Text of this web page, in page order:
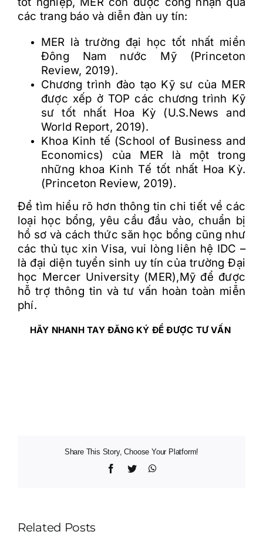
các trang báo và diễn đàn uy tín:
MER là trường đại học tốt nhất miền
Đông Nam nước Mỹ (Princeton
Review, 2019).
Chương trình đào tạo Kỹ sư của MER
được xếp ở TOP các chương trình Kỹ
sư tốt nhất Hoa Kỳ (U.S.News and
World Report, 2019).
Khoa Kinh tế (School of Business and
Economics) của MER là một trong
những khoa Kinh Tế tốt nhất Hoa Kỳ.
(Princeton Review, 2019).
Để tìm hiểu rõ hơn thông tin chi tiết về các
loại học bổng, yêu cầu đầu vào, chuẩn bị
hồ sơ và cách thức săn học bổng cũng như
các thủ tục xin Visa, vui lòng liên hệ IDC –
là đại diện tuyển sinh uy tín của trường Đại
học Mercer University (MER),Mỹ để được
hỗ trợ thông tin và tư vấn hoàn toàn miễn
phí.
HÃY NHANH TAY ĐĂNG KÝ ĐỂ ĐƯỢC TƯ VẤN
Share This Story, Choose Your Platform!
Facebook
Twitter
Related Posts